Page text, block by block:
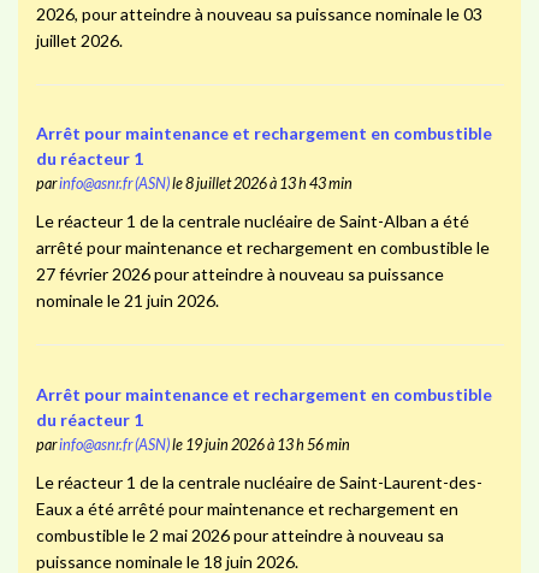
2026, pour atteindre à nouveau sa puissance nominale le 03
juillet 2026.
Arrêt pour maintenance et rechargement en combustible
du réacteur 1
parinfo@asnr.fr (ASN)le 8 juillet 2026 à 13 h 43 min
Le réacteur 1 de la centrale nucléaire de Saint-Alban a été
arrêté pour maintenance et rechargement en combustible le
27 février 2026 pour atteindre à nouveau sa puissance
nominale le 21 juin 2026.
Arrêt pour maintenance et rechargement en combustible
du réacteur 1
parinfo@asnr.fr (ASN)le 19 juin 2026 à 13 h 56 min
Le réacteur 1 de la centrale nucléaire de Saint-Laurent-des-
Eaux a été arrêté pour maintenance et rechargement en
combustible le 2 mai 2026 pour atteindre à nouveau sa
puissance nominale le 18 juin 2026.